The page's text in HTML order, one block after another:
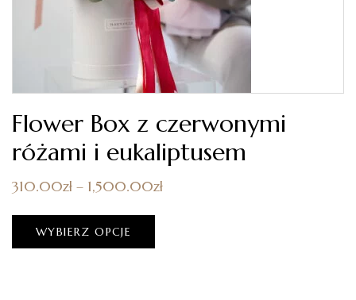
Flower Box z czerwonymi
różami i eukaliptusem
310.00zł – 1,500.00zł
WYBIERZ OPCJE